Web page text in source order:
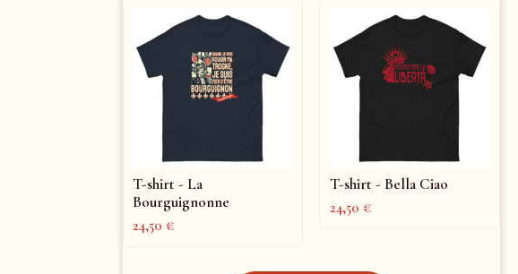
T-shirt - La
Bourguignonne
24,50€
T-shirt - Bella Ciao
24,50€